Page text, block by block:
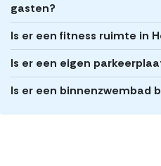
gasten?
Is er een fitness ruimte in
Is er een eigen
Is er een binnenzwembad